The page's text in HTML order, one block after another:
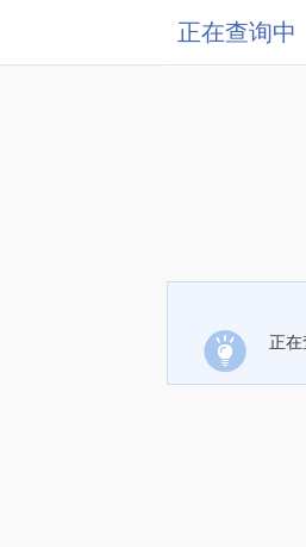
正在查询中
正在